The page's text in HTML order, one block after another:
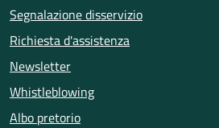
Segnalazione disservizio
Richiesta d'assistenza
Newsletter
Whistleblowing
Albo pretorio